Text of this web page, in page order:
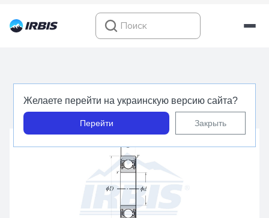
Желаете перейти на украинскую версию сайта?
Перейти Закрыть
6305 DDUCM - NSK - Подшипник шариковый
радиальный